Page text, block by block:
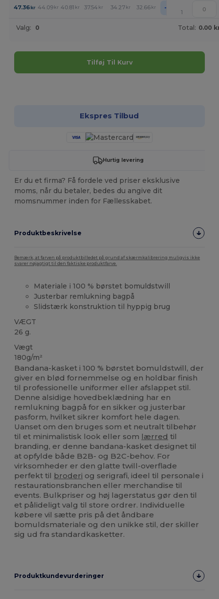
47.36kr 44.09 kr 40.81 kr 37.54 kr 34.27 kr 32.66 kr + 1
Valg: 0 Total: 0.00
Tilføj Til Kurv
Ekspres Tilbud
Hurtig levering
Er du et firma? Få fordele ved priser eksklusive
moms, når du betaler, bedes du angive dit
momsnummer inden for Fællesskabet.
Produktbeskrivelse
Bemærk, at farven på produktbilledet på grund af skærmkalibrering muligvis ikke
svarer nøjagtigt til den faktiske produktfarve.
Materiale i 100 % børstet bomuldstwill
Justerbar remlukning bagpå
Slidstærk konstruktion til hyppig brug
VÆGT
26 g.
Vægt
180g/m²
Bandana-kasket i 100 % børstet bomuldstwill, der
giver en blød fornemmelse og en holdbar finish
til professionelle uniformer eller afslappet stil.
Denne alsidige hovedbeklædning har en
remlukning bagpå for en sikker og justerbar
pasform, hvilket sikrer komfort hele dagen.
Uanset om den bruges som et neutralt tilbehør
til et minimalistisk look eller som lærred til
branding, er denne bandana-kasket designet til
at opfylde både B2B- og B2C-behov. For
virksomheder er den glatte twill-overflade
perfekt til broderi og serigrafi, ideel til personale i
restaurationsbranchen eller merchandise til
events. Bulkpriser og høj lagerstatus gør den til
et pålideligt valg til store ordrer. Individuelle
købere vil sætte pris på det åndbare
bomuldsmateriale og den unikke stil, der skiller
sig ud fra standardkasketter.
Produktkundevurderinger